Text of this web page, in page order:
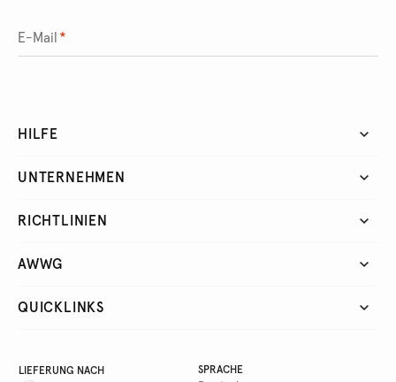
E-Mail *
HILFE
UNTERNEHMEN
RICHTLINIEN
AWWG
QUICKLINKS
LIEFERUNG NACH SPRACHE